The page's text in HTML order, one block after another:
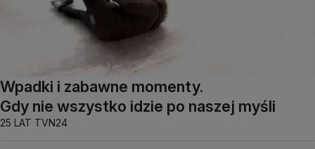
Wpadki i zabawne momenty.
Gdy nie wszystko idzie po naszej myśli
25 LAT TVN24